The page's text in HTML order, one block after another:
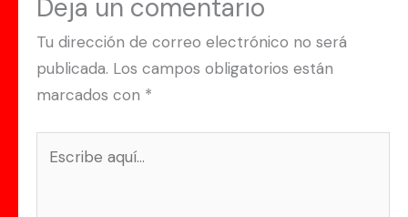
Deja un comentario
Tu dirección de correo electrónico no será
publicada. Los campos obligatorios están
marcados con *